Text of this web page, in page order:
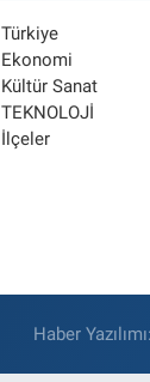
Türkiye
Ekonomi
Kültür Sanat
TEKNOLOJİ
İlçeler
Haber